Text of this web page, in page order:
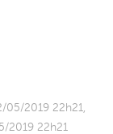
2019 22h21,
2019 22h21